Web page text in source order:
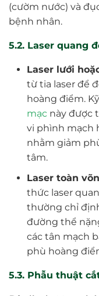
(cườm nước) và
bệnh nhân.
5.2. Laser quang
Laser lưới
từ tia laser để
hoàng điểm.
mạcnày được
vi phình mạch
nhằm giảm
tâm.
Laser toàn
thức laser
thường chỉ
đường thể
các tân mạch
phù hoàng
5.3. Phẫu thuật